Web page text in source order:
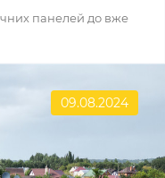
панелей до вже
09.08.2024